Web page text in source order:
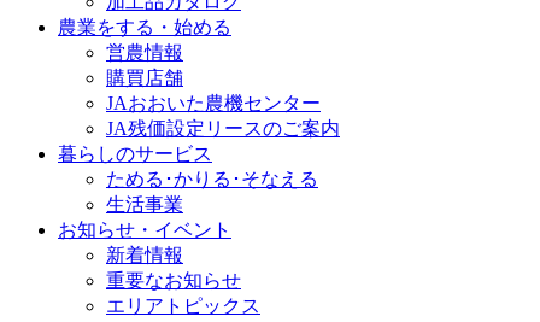
農業をする・始める
営農情報
購買店舗
JAおおいた農機センター
JA残価設定リースのご案内
暮らしのサービス
ためる･かりる･そなえる
生活事業
お知らせ・イベント
新着情報
重要なお知らせ
エリアトピックス